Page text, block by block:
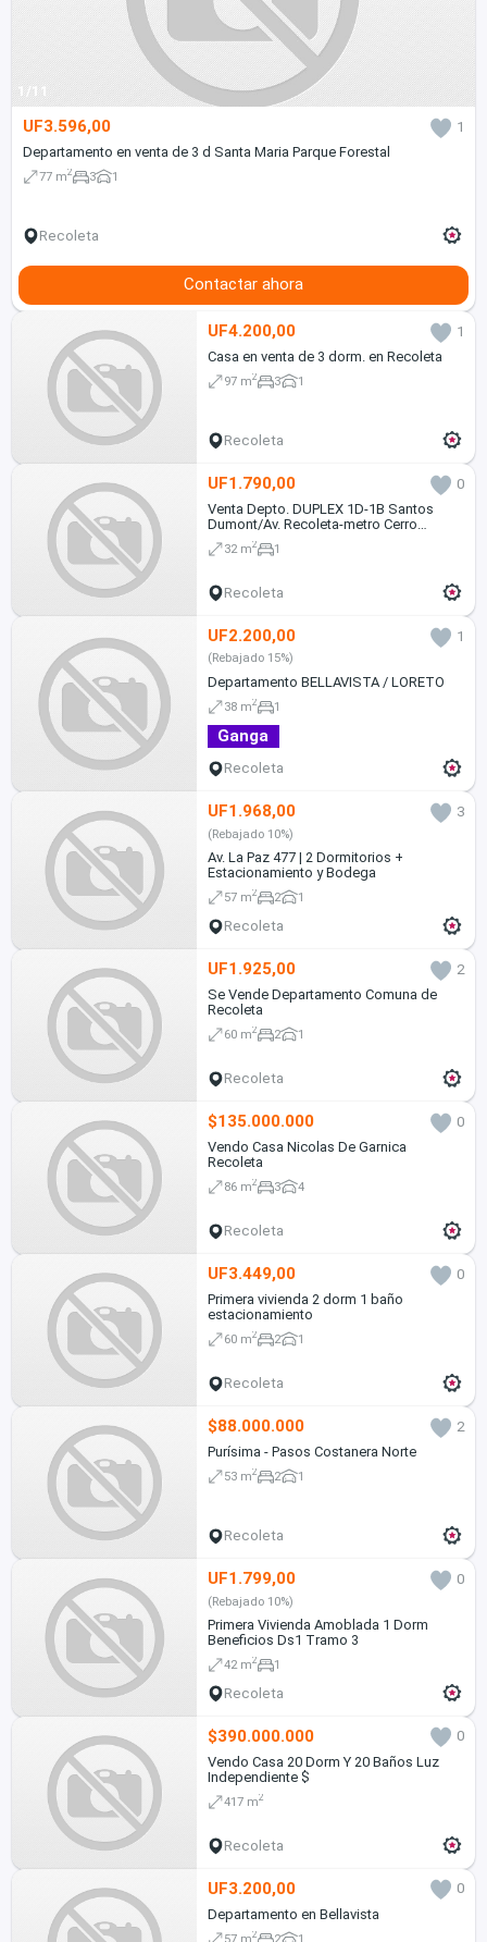
1/11
UF3.596,00
1
Departamento en venta de 3 d Santa Maria Parque Forestal
77 m2 3 1
Recoleta
Contactar ahora
UF4.200,00
1
Casa en venta de 3 dorm. en Recoleta
97 m2 3 1
Recoleta
UF1.790,00
0
Venta Depto. DUPLEX 1D-1B Santos
Dumont/Av. Recoleta-metro Cerro
Blanco(c/bodega)
32 m2 1
Recoleta
UF2.200,00 1
(Rebajado 15%)
Departamento BELLAVISTA / LORETO
38 m2 1
Ganga
Recoleta
UF1.968,00 3
(Rebajado 10%)
Av. La Paz 477 | 2 Dormitorios +
Estacionamiento y Bodega
57 m2 2 1
Recoleta
UF1.925,00
2
Se Vende Departamento Comuna de
Recoleta
60 m2 2 1
Recoleta
$135.000.000
0
Vendo Casa Nicolas De Garnica
Recoleta
86 m2 3 4
Recoleta
UF3.449,00
0
Primera vivienda 2 dorm 1 baño
estacionamiento
60 m2 2 1
Recoleta
$88.000.000
2
Purísima - Pasos Costanera Norte
53 m2 2 1
Recoleta
UF1.799,00 0
(Rebajado 10%)
Primera Vivienda Amoblada 1 Dorm
Beneficios Ds1 Tramo 3
42 m2 1
Recoleta
$390.000.000
0
Vendo Casa 20 Dorm Y 20 Baños Luz
Independiente $
417 m2
Recoleta
UF3.200,00
0
Departamento en Bellavista
57 m2 2 1